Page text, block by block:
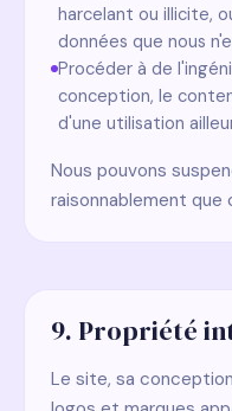
harcelant ou illicite,
données que nous
Procéder à de
conception, le
d'une utilisation
Nous pouvons
raisonnablement
9. Propriété
Le site, sa